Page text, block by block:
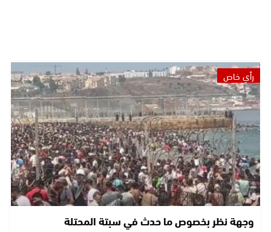
رأي خاص
وجهة نظر بخصوص ما حدث في سبتة المحتلة